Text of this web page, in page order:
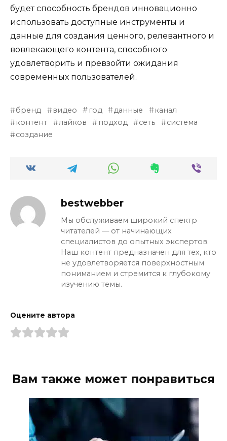
будет способность брендов инновационно
использовать доступные инструменты и
данные для создания ценного, релевантного и
вовлекающего контента, способного
удовлетворить и превзойти ожидания
современных пользователей.
бренд видео год данные
канал
контент
лайков подход сеть
система
создание
bestwebber
Мы обслуживаем широкий спектр
читателей — от начинающих
специалистов до опытных экспертов.
Наш контент предназначен для тех, кто
не удовлетворяется поверхностным
пониманием и стремится к глубокому
изучению темы.
Оцените автора
Вам также может понравиться